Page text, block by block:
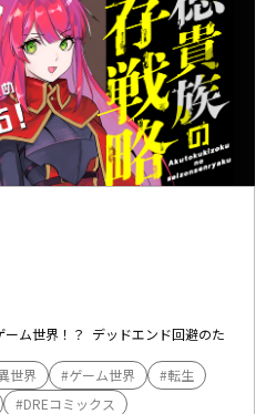
ム世界！？  デッドエンド回避のた
世界 ゲーム世界
転生
DREコミックス